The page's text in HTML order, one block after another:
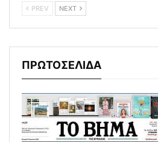
PREV NEXT
ΠΡΩΤΟΣΕΛΙΔΑ